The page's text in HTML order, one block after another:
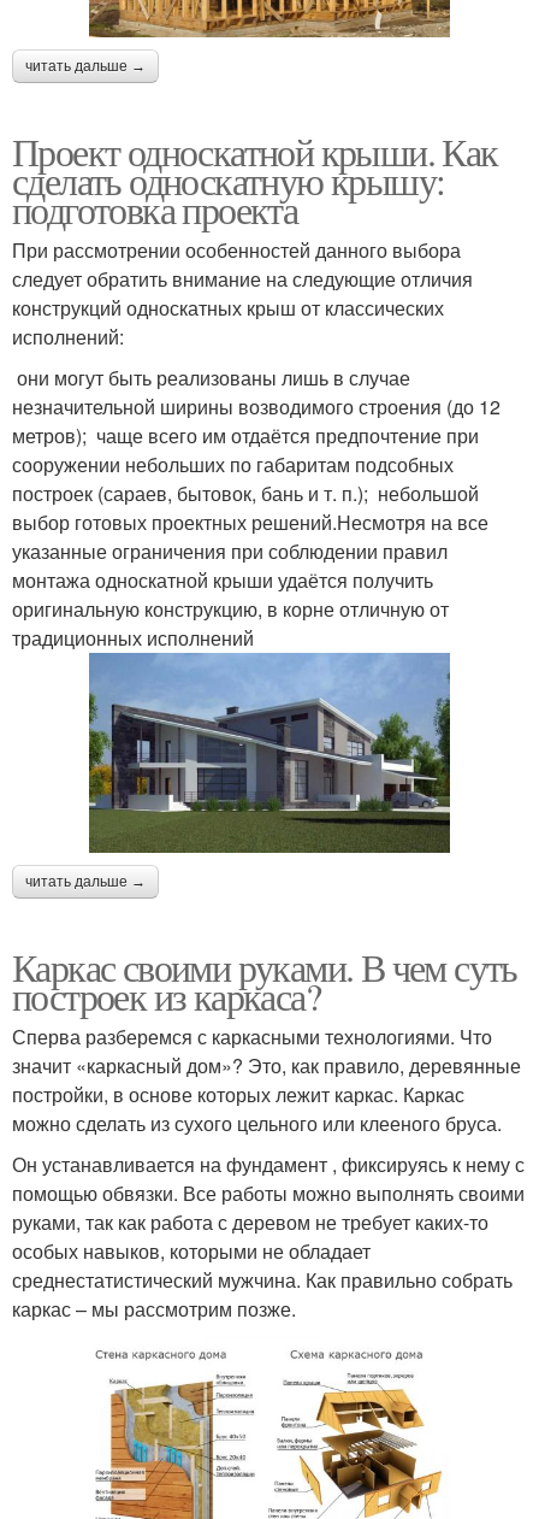
читать дальше →
Проект односкатной крыши. Как
сделать односкатную крышу:
подготовка проекта
При рассмотрении особенностей данного выбора
следует обратить внимание на следующие отличия
конструкций односкатных крыш от классических
исполнений:
они могут быть реализованы лишь в случае
незначительной ширины возводимого строения (до 12
метров); чаще всего им отдаётся предпочтение при
сооружении небольших по габаритам подсобных
построек (сараев, бытовок, бань и т. п.); небольшой
выбор готовых проектных решений.Несмотря на все
указанные ограничения при соблюдении правил
монтажа односкатной крыши удаётся получить
оригинальную конструкцию, в корне отличную от
традиционных исполнений
читать дальше →
Каркас своими руками. В чем суть
построек из каркаса?
Сперва разберемся с каркасными технологиями. Что
значит «каркасный дом»? Это, как правило, деревянные
постройки, в основе которых лежит каркас. Каркас
можно сделать из сухого цельного или клееного бруса.
Он устанавливается на фундамент , фиксируясь к нему с
помощью обвязки. Все работы можно выполнять своими
руками, так как работа с деревом не требует каких-то
особых навыков, которыми не обладает
среднестатистический мужчина. Как правильно собрать
каркас – мы рассмотрим позже.